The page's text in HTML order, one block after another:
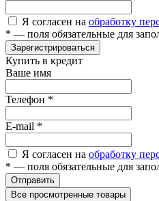
Я согласен на обработку
* — поля обязательные для
Зарегистрироваться
Купить в кредит
Ваше имя
Телефон *
E-mail *
Я согласен на обработку
* — поля обязательные для
Отправить
Все просмотренные товары